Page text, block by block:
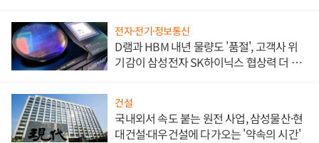
전자·전기·정보통신
D램과 HBM 내년 물량도 '품절', 고객사 위
기감이 삼성전자 SK하이닉스 협상력 더 키
건설
국내외서 속도 붙는 원전 사업, 삼성물산·현
대건설·대우건설에 다가오는 '약속의 시간'